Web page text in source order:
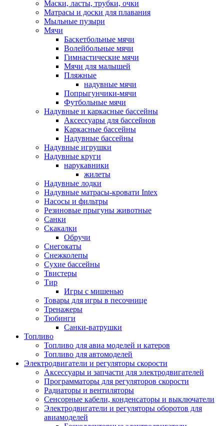
Маски, ласты, трубки, очки
Матрасы и доски для плавания
Мыльные пузыри
Мячи
Баскетбольные мячи
Волейбольные мячи
Гимнастические мячи
Мячи для малышей
Пляжные
надувные мячи
Попрыгунчики-мячи
Футбольные мячи
Надувные и каркасные бассейны
Аксессуары для бассейнов
Каркасные бассейны
Надувные бассейны
Надувные игрушки
Надувные круги
нарукавники
жилеты
Надувные лодки
Надувные матрасы-кровати Intex
Насосы и фильтры
Резиновые прыгуны животные
Санки
Скакалки
Обручи
Снегокаты
Снежколепы
Сухие бассейны
Твистеры
Тир
Игры с мишенью
Товары для игры в песочнице
Тренажеры
Тюбинги
Санки-ватрушки
Топливо
Топливо для авиа моделей и катеров
Топливо для автомоделей
Электродвигатели и регуляторы скорости
Аксессуары и запчасти для электродвигателей
Программаторы для регуляторов скорости
Радиаторы и вентиляторы
Сенсорные кабели, конденсаторы и выключатели
Электродвигатели и регуляторы оборотов для
авиамоделей